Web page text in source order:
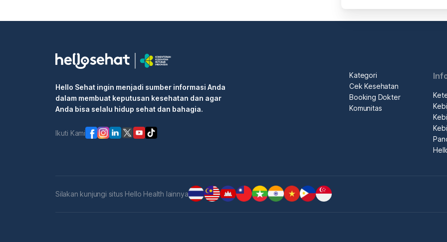
Hello Sehat ingin menjadi sumber informasi Anda
dalam membuat keputusan kesehatan dan agar
Anda bisa selalu hidup sehat dan bahagia.
Ikuti Kami
Kategori
Cek Kesehatan
Booking Dokter
Komunitas
Silakan kunjungi situs Hello Health lainnya